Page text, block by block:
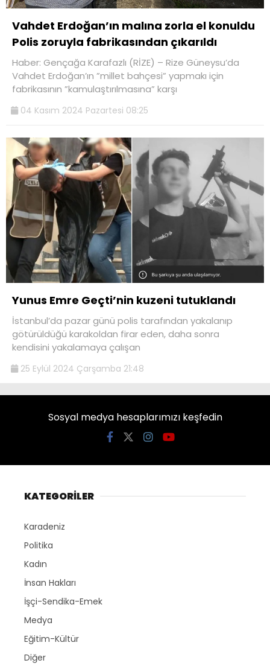
Vahdet Erdoğan’ın malına zorla el konuldu
Polis zoruyla fabrikasından çıkarıldı
Haber: Gençağa Karafazlı (RİZE) – Rize Güneysu’da
Vahdet Erdoğan’ın ”millet bahçesi” yapmakı için
fabrikasının ”kamulaştırılmasına” karşı
04 Kasım 2024 Pazartesi 08:25
Yunus Emre Geçti’nin kuzeni tutuklandı
İstanbul’da pazar günü polis tarafından yakalanıp
götürüldüğü karakoldan firar eden, daha sonra
kendisini yakalamaya çalışan
25 Eylül 2024 Çarşamba 21:48
Sosyal medya hesaplarımızı keşfedin
KATEGORİLER
Karadeniz
Politika
Kadın
İnsan Hakları
İşçi-Sendika-Emek
Medya
Eğitim-Kültür
Diğer